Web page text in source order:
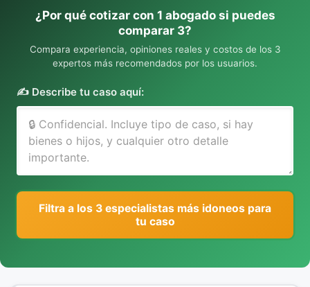
¿Por qué cotizar con 1 abogado si puedes
comparar 3?
Compara experiencia, opiniones reales y costos de los 3
expertos más recomendados por los usuarios.
✍️ Describe tu caso aquí:
Filtra a los 3 especialistas más idoneos para
tu caso